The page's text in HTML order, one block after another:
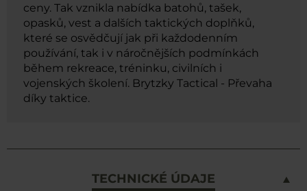
ceny. Tak vznikla nabídka batohů, tašek,
opasků, vest a dalších taktických doplňků,
které se osvědčují jak při každodenním
používání, tak i v náročnějších podmínkách
během rekreace, tréninku, civilních i
vojenských školení. Brytzky Tactical - Převaha
díky taktice.
TECHNICKÉ ÚDAJE